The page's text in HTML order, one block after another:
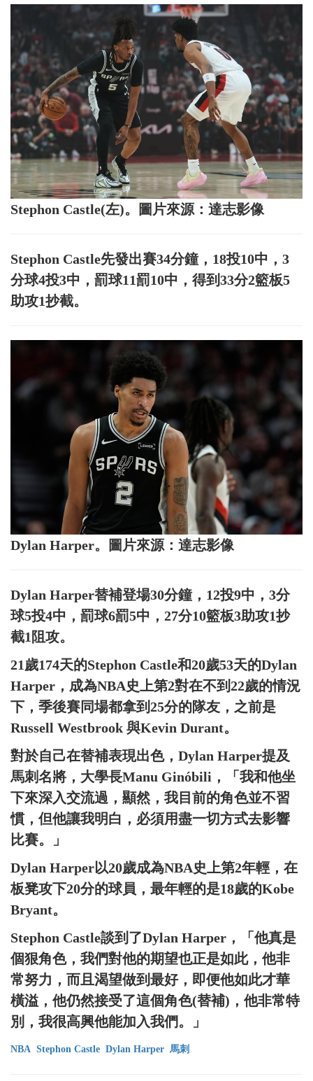
Stephon Castle(左)。圖片來源：達志影像
Stephon Castle先發出賽34分鐘，18投10中，3
分球4投3中，罰球11罰10中，得到33分2籃板5
助攻1抄截。
Dylan Harper。圖片來源：達志影像
Dylan Harper替補登場30分鐘，12投9中，3分
球5投4中，罰球6罰5中，27分10籃板3助攻1抄
截1阻攻。
21歲174天的Stephon Castle和20歲53天的Dylan
Harper，成為NBA史上第2對在不到22歲的情況
下，季後賽同場都拿到25分的隊友，之前是
Russell Westbrook 與Kevin Durant。
對於自己在替補表現出色，Dylan Harper提及
馬刺名將，大學長Manu Ginóbili，「我和他坐
下來深入交流過，顯然，我目前的角色並不習
慣，但他讓我明白，必須用盡一切方式去影響
比賽。」
Dylan Harper以20歲成為NBA史上第2年輕，在
板凳攻下20分的球員，最年輕的是18歲的Kobe
Bryant。
Stephon Castle談到了Dylan Harper，「他真是
個狠角色，我們對他的期望也正是如此，他非
常努力，而且渴望做到最好，即便他如此才華
橫溢，他仍然接受了這個角色(替補)，他非常特
別，我很高興他能加入我們。」
NBA Stephon Castle Dylan Harper 馬刺